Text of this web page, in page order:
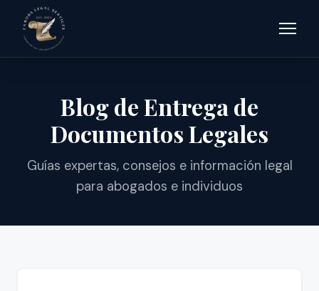
Blog de Entrega de
Documentos Legales
Guías expertas, consejos e información legal
para abogados e individuos